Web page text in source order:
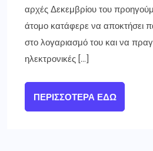
αρχές Δεκεμβρίου του
άτομο κατάφερε να αποκτήσει
στο λογαριασμό του και να
ηλεκτρονικές […]
ΠΕΡΙΣΣΌΤΕΡΑ ΕΔΏ